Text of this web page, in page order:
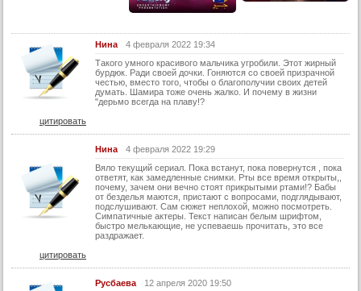
Нина
4 февраля 2022 19:34
Такого умного красивого мальчика угробили. Этот жирный
бурдюк. Ради своей дочки. Гоняются со своей призрачной
честью, вместо того, чтобы о благополучии своих детей
думать. Шамира тоже очень жалко. И почему в жизни
"дерьмо всегда на плаву!?
цитировать
Нина
4 февраля 2022 19:29
Вяло текущий сериал. Пока встанут, пока повернутся , пока
ответят, как замедленные снимки. Рты все время открыты,,
почему, зачем они вечно стоят прикрытыми ртами!? Бабы
от безделья маются, пристают с вопросами, подглядывают,
подслушивают. Сам сюжет неплохой, можно посмотреть.
Симпатичные актеры. Текст написан белым шрифтом,
быстро мелькающие, не успеваешь прочитать, это все
раздражает.
цитировать
Русбаева
12 апреля 2020 19:50